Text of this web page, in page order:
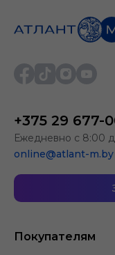
Покупателям
+375 29 677-
Ежедневно с 8:00
online@atlant-m.by